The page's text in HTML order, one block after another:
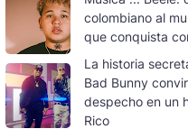
colombiano al
que conquista
La historia
Bad Bunny
despecho en un
Rico